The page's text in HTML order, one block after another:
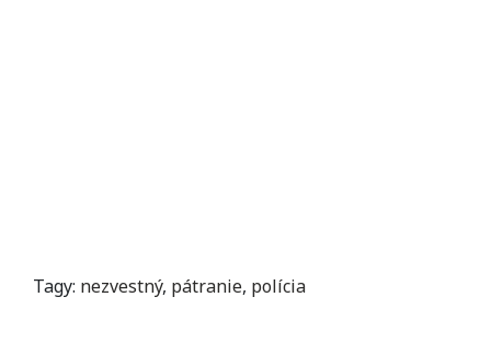
Tagy: nezvestný, pátranie, polícia